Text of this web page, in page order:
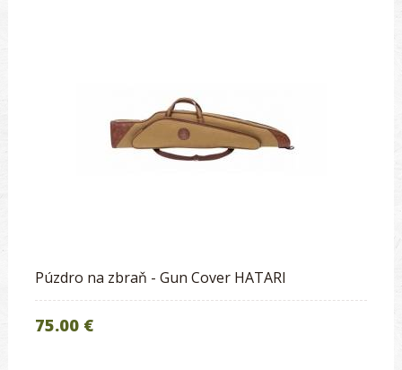
Púzdro na zbraň - Gun Cover HATARI
75.00 €